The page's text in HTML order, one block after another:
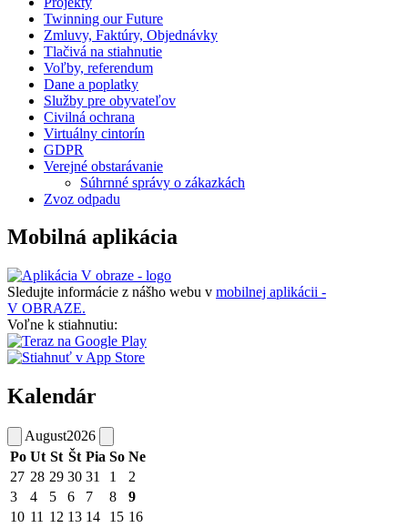
Twinning our Future
Zmluvy, Faktúry, Objednávky
Tlačivá na stiahnutie
Voľby, referendum
Dane a poplatky
Služby pre obyvateľov
Civilná ochrana
Virtuálny cintorín
GDPR
Verejné obstarávanie
Súhrnné správy o zákazkách
Zvoz odpadu
Mobilná aplikácia
Sledujte informácie z nášho webu v mobilnej aplikácii -
V OBRAZE.
Voľne k stiahnutiu:
Kalendár
August2026
Po Ut St Št Pia So Ne
27 28 29 30 31 1
2
3
4 5 6 7 8
9
10 11 12 13 14 15 16